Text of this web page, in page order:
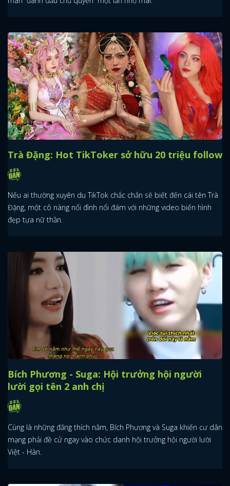
Trà Đặng: Hot TikToker sở hữu 20 triệu follow
Nếu ai thường xuyên du TikTok chắc chắn sẽ biết đến cái tên Trà
Đặng, một cô nàng nổi đình nổi đám với những video biến hình
đẹp tựa nữ thần.
Bích Phương - Suga: Hội trưởng hội người
lười gọi tên 2 anh chị
Cùng là những đấng thích nằm, Bích Phương và Suga khiến cư dân
mạng phải đề cử ngay vào chức danh hội trưởng hội người lười
Việt - Hàn.